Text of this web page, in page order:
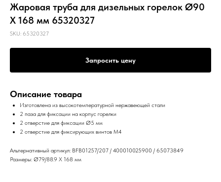
Жаровая труба для дизельных горелок Ø90
X 168 мм 65320327
SKU: 65320327
Запросить цену
Описание товара
Изготовлена из высокотемпературной нержавеющей стали
2 паза для фиксации на корпус горелки
2 отверстие для фиксации Ø5 мм
2 отверстие для фиксирующих винтов M4
Альтернативный артикул: BFB01257/207 / 400010025900 / 65073849
Размеры: Ø79/88.9 X 168 мм